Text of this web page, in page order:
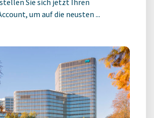
Sie sich jetzt Ihren
um auf die neusten ...